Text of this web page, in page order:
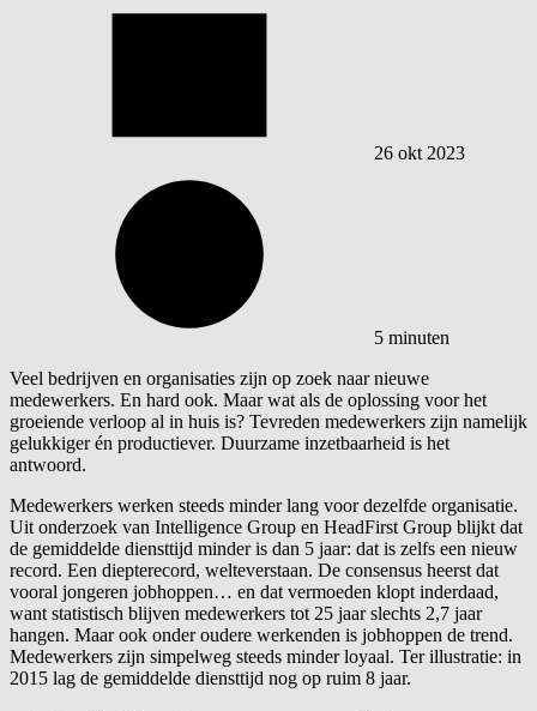
26 okt 2023
5 minuten
Veel bedrijven en organisaties zijn op zoek naar nieuwe
medewerkers. En hard ook. Maar wat als de oplossing voor het
groeiende verloop al in huis is? Tevreden medewerkers zijn namelijk
gelukkiger én productiever. Duurzame inzetbaarheid is het
antwoord.
Medewerkers werken steeds minder lang voor dezelfde organisatie.
Uit onderzoek van Intelligence Group en HeadFirst Group blijkt dat
de gemiddelde diensttijd minder is dan 5 jaar: dat is zelfs een nieuw
record. Een diepterecord, welteverstaan. De consensus heerst dat
vooral jongeren jobhoppen… en dat vermoeden klopt inderdaad,
want statistisch blijven medewerkers tot 25 jaar slechts 2,7 jaar
hangen. Maar ook onder oudere werkenden is jobhoppen de trend.
Medewerkers zijn simpelweg steeds minder loyaal. Ter illustratie: in
2015 lag de gemiddelde diensttijd nog op ruim 8 jaar.